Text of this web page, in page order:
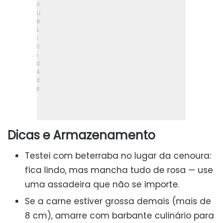
Dicas e Armazenamento
Testei com beterraba no lugar da cenoura:
fica lindo, mas mancha tudo de rosa — use
uma assadeira que não se importe.
Se a carne estiver grossa demais (mais de
8 cm), amarre com barbante culinário para